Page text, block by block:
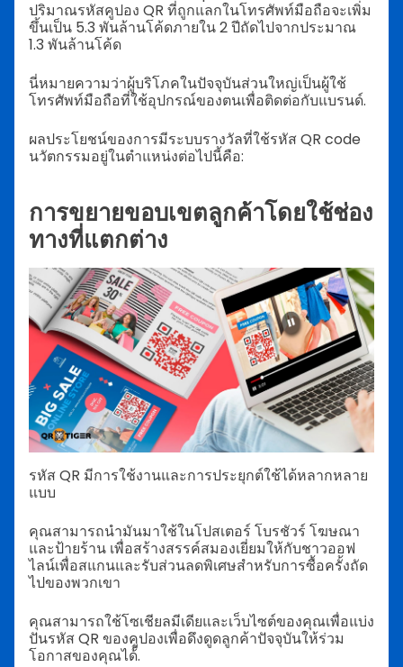
ปริมาณรหัสคูปอง QR ที่ถูกแลกในโทรศัพท์มือถือจะเพิ่ม
ขึ้นเป็น 5.3 พันล้านโค้ดภายใน 2 ปีถัดไปจากประมาณ
1.3 พันล้านโค้ด
นี่หมายความว่าผู้บริโภคในปัจจุบันส่วนใหญ่เป็นผู้ใช้
โทรศัพท์มือถือที่ใช้อุปกรณ์ของตนเพื่อติดต่อกับแบรนด์.
ผลประโยชน์ของการมีระบบรางวัลที่ใช้รหัส QR code
นวัตกรรมอยู่ในตำแหน่งต่อไปนี้คือ:
การขยายขอบเขตลูกค้าโดยใช้ช่อง
ทางที่แตกต่าง
รหัส QR มีการใช้งานและการประยุกต์ใช้ได้หลากหลาย
แบบ
คุณสามารถนำมันมาใช้ในโปสเตอร์ โบรชัวร์ โฆษณา
และป้ายร้าน เพื่อสร้างสรรค์สมองเยี่ยมให้กับชาวออฟ
ไลน์เพื่อสแกนและรับส่วนลดพิเศษสำหรับการซื้อครั้งถัด
ไปของพวกเขา
คุณสามารถใช้โซเชียลมีเดียและเว็บไซต์ของคุณเพื่อแบ่ง
ปันรหัส QR ของคูปองเพื่อดึงดูดลูกค้าปัจจุบันให้ร่วม
โอกาสของคุณได้้.